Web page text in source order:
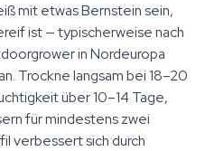
mit etwas Bernstein sein,
ist — typischerweise nach
in Nordeuropa
Trockne langsam bei 18–20
über 10–14 Tage,
für mindestens zwei
verbessert sich durch